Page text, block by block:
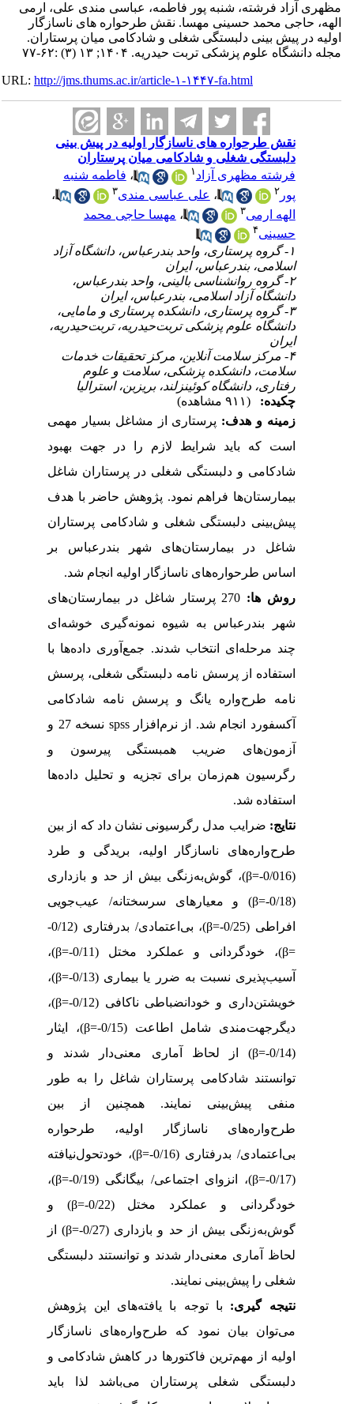
آزاد فرشته، شنبه پور فاطمه، عباسی مندی علی، ارمی
حاجی محمد حسینی مهسا. نقش طرحواره های ناسازگار
در پیش بینی دلبستگی شغلی و شادکامی میان پرستاران.
علوم پزشکی تربت حیدریه. ۱۴۰۴; ۱۳ (۳) :۶۲-۷۷
URL:http://jms.thums.ac.ir/article-۱-۱۴۴۷-fa.html
نقش طرحواره های ناسازگار اولیه در پیش بینی
دلبستگی شغلی و شادکامی میان پرستاران
فرشته مظهری آزاد
، فاطمه شنبه
، علی عباسی مندی
،
الهه ارمی
، مهسا حاجی محمد
۱- گروه پرستاری، واحد بندرعباس، دانشگاه آزاد
اسلامی، بندرعباس، ایران
۲- گروه روانشناسی بالینی، واحد بندرعباس،
دانشگاه آزاد اسلامی، بندرعباس، ایران
۳- گروه پرستاری، دانشکده پرستاری و مامایی،
دانشگاه علوم پزشکی تربت‌حیدریه، تربت‌حیدریه،
۴- مرکز سلامت آنلاین، مرکز تحقیقات خدمات
سلامت، دانشکده پزشکی، سلامت و علوم
رفتاری، دانشگاه کوئینزلند، بریزبن، استرالیا
(۹۱۱ مشاهده)
زمینه و هدف: پرستاری از مشاغل بسیار مهمی
است که باید شرایط لازم را در جهت بهبود
شادکامی و دلبستگی شغلی در پرستاران شاغل
بیمارستان‌ها فراهم نمود. پژوهش حاضر با هدف
پیش‌بینی دلبستگی شغلی و شادکامی پرستاران
شاغل در بیمارستان‌های شهر بندرعباس بر
طرحواره‌های ناسازگار اولیهانجام شد.
روش­ ها:
270 پرستار شاغل در بیمارستان‌های
شهر بندرعباس به شیوه نمونه‌گیری خوشه‌ای
چند مرحله‌ای انتخاب شدند. جمع‌آوری داده‌ها با
استفاده ازپرسش نامه دلبستگی شغلی، پرسش
طرح‌واره یانگ و پرسش نامه شادکامی
آکسفورد انجام شد. از نرم‌افزارspssنسخه 27
و
آزمون‌های ضریب همبستگی پیرسون و
رگرسیون هم‌زمان برای تجزیه و تحلیل داده‌ها
استفاده شد.
ضرایب مدل رگرسیونی نشان داد که از بین
طرح‌واره‌های ناسازگار اولیه، بریدگی و طرد
β)، گوش‌به‌زنگی بیش از حد و بازداری
β) و معیارهای سرسختانه/ عیب‌‌جویی
افراطی (0/25-=
β
)، بی‌اعتمادی/ بدرفتاری (0/12-
)، خودگردانی و عملکرد مختل (0/11-=
)،
آسیب‌پذیری نسبت به ضرر یا بیماری (0/13-=
β )،
خویشتن‌داری و خود‌انضباطی ناکافی (0/12-=
)،
دیگرجهت‌مندی شامل اطاعت (0/15-=
β)، ایثار
β) از لحاظ آماری معنی‌دار شدند و
توانستند شادکامی پرستاران شاغل را به طور
منفی پیش‌بینی نمایند. همچنین از بین
طرح‌واره‌های ناسازگار اولیه، طرحواره
بی‌اعتمادی/ بدرفتاری (0/16-=
β )، خود‌تحول‌نیافته
β)، انزوای‌ اجتماعی/ بیگانگی (0/19-=
)،
خودگردانی و عملکرد‌ مختل (0/22-=
β) و
گوش‌به‌زنگی بیش از حد و بازداری (0/27-=
β ) از
لحاظ آماری معنی‌دار شدند و توانستند دلبستگی
شغلی را پیش‌بینی نمایند.
نتیجه­ گیری:
با توجه با یافته‌های این پژوهش
می‌توان بیان نمود که طرح‌واره‌های ناسازگار
اولیه از مهم‌ترین فاکتورها در کاهش شادکامی و
دلبستگی شغلی پرستاران می‌باشد لذا باید